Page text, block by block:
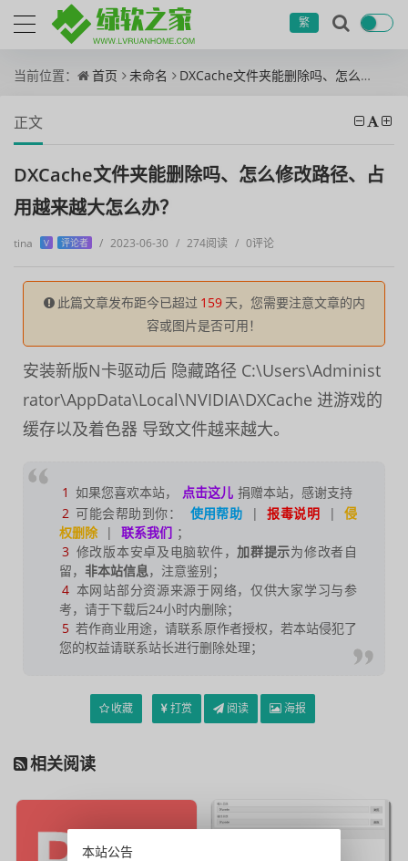
繁
当前位置： 首页 未命名 DXCache文件夹能删除吗、怎么修改路径、占用越来越大怎么办？
正文
DXCache文件夹能删除吗、怎么修改路径、占
用越来越大怎么办？
tina V 评论者 / 2023-06-30 / 274阅读 / 0评论
此篇文章发布距今已超过 159 天，您需要注意文章的内
容或图片是否可用！
安装新版N卡驱动后 隐藏路径 C:\Users\Administ
rator\AppData\Local\NVIDIA\DXCache 进游戏的
缓存以及着色器 导致文件越来越大。
1 如果您喜欢本站， 点击这儿 捐赠本站，感谢支持
2 可能会帮助到你： 使用帮助 | 报毒说明 |
侵
权删除
| 联系我们 ；
3 修改版本安卓及电脑软件，加群提示为修改者自
留， 非本站信息，注意鉴别；
4 本网站部分资源来源于网络，仅供大家学习与参
考，请于下载后24小时内删除；
5 若作商业用途，请联系原作者授权，若本站侵犯了
您的权益请联系站长进行删除处理；
收藏 打赏 阅读 海报
相关阅读
本站公告